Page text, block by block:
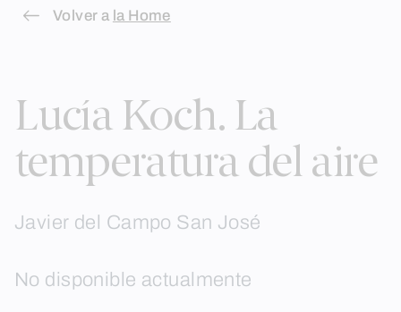
Skip
Volver a la Home
Lucía Koch. La
temperatura del aire
Javier del Campo San José
No disponible actualmente